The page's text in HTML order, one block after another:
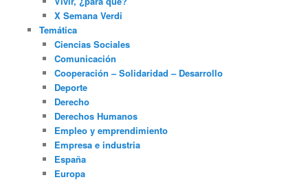
X Semana Verdi
Temática
Ciencias Sociales
Comunicación
Cooperación – Solidaridad – Desarrollo
Deporte
Derecho
Derechos Humanos
Empleo y emprendimiento
Empresa e industria
España
Europa